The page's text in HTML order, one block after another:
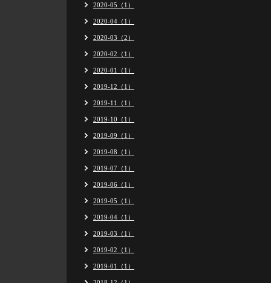
2020-05（1）
2020-04（1）
2020-03（2）
2020-02（1）
2020-01（1）
2019-12（1）
2019-11（1）
2019-10（1）
2019-09（1）
2019-08（1）
2019-07（1）
2019-06（1）
2019-05（1）
2019-04（1）
2019-03（1）
2019-02（1）
2019-01（1）